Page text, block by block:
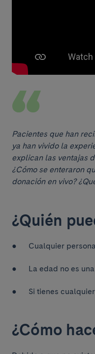
Pacientes que han
ya han vivido la
explican las ventajas
¿Cómo se enteraron
donación en vivo?
¿Quién
● Cualquier persona
● La edad no es una
● Si tienes cualquier
¿Cómo